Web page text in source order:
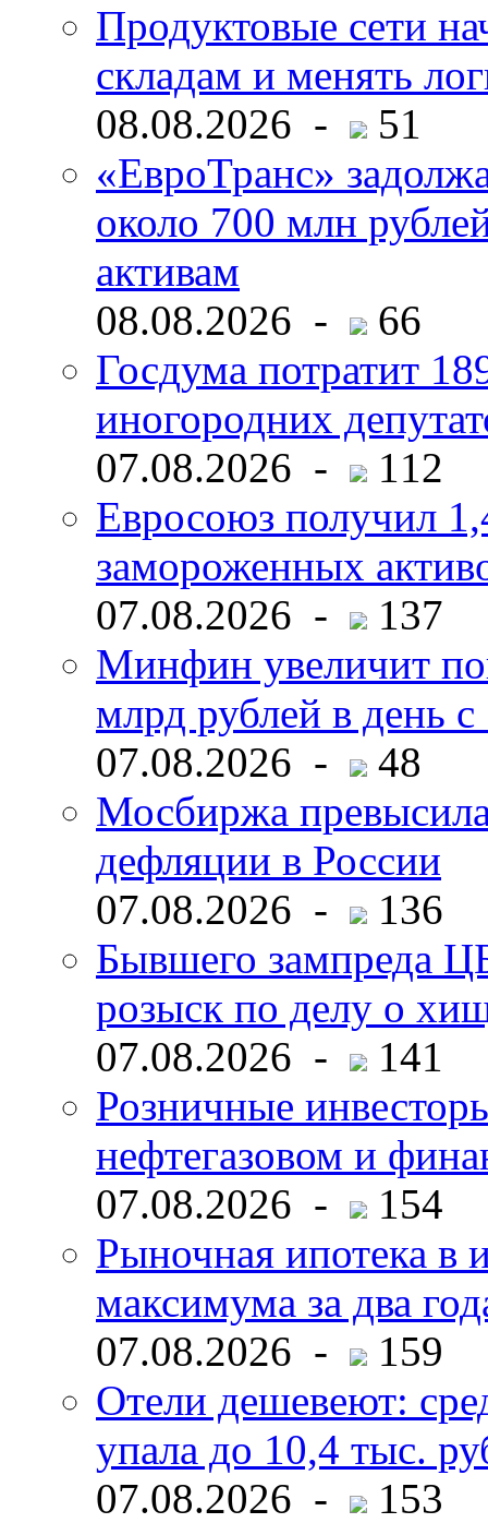
Продуктовые сети
складам и менять
08.08.2026 -
51
«ЕвроТранс»
около 700 млн
активам
08.08.2026 -
66
Госдума потратит
иногородних
07.08.2026 -
112
Евросоюз получил
замороженных
07.08.2026 -
137
Минфин увеличит
млрд рублей в день с
07.08.2026 -
48
Мосбиржа
дефляции в России
07.08.2026 -
136
Бывшего зампреда
розыск по делу о
07.08.2026 -
141
Розничные
нефтегазовом и
07.08.2026 -
154
Рыночная ипотека в
максимума за два
07.08.2026 -
159
Отели дешевеют:
упала до 10,4 тыс.
07.08.2026 -
153